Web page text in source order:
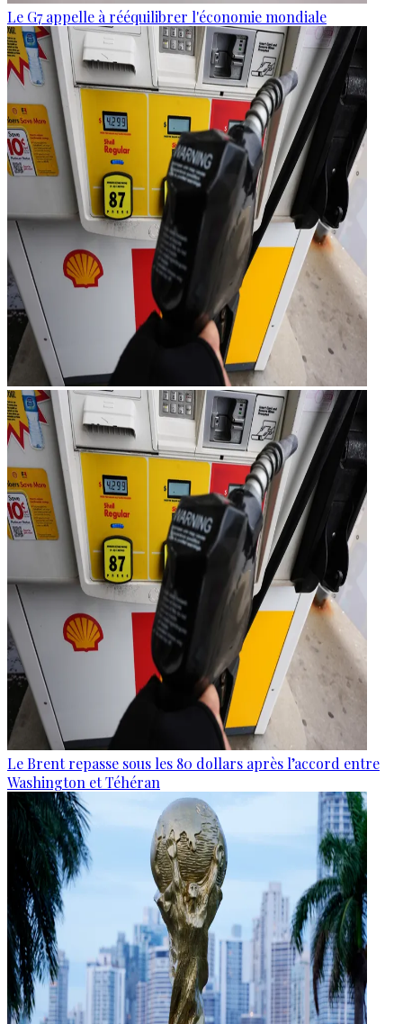
Le G7 appelle à rééquilibrer l'économie mondiale
Le Brent repasse sous les 80 dollars après l’accord entre
Washington et Téhéran